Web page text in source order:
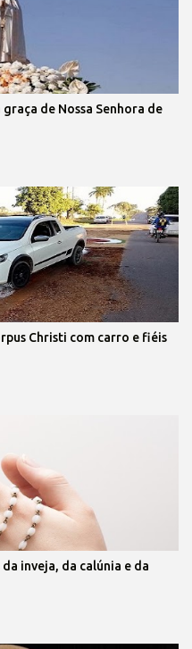
de Nossa Senhora de
Christi com carro e fiéis
inveja, da calúnia e da